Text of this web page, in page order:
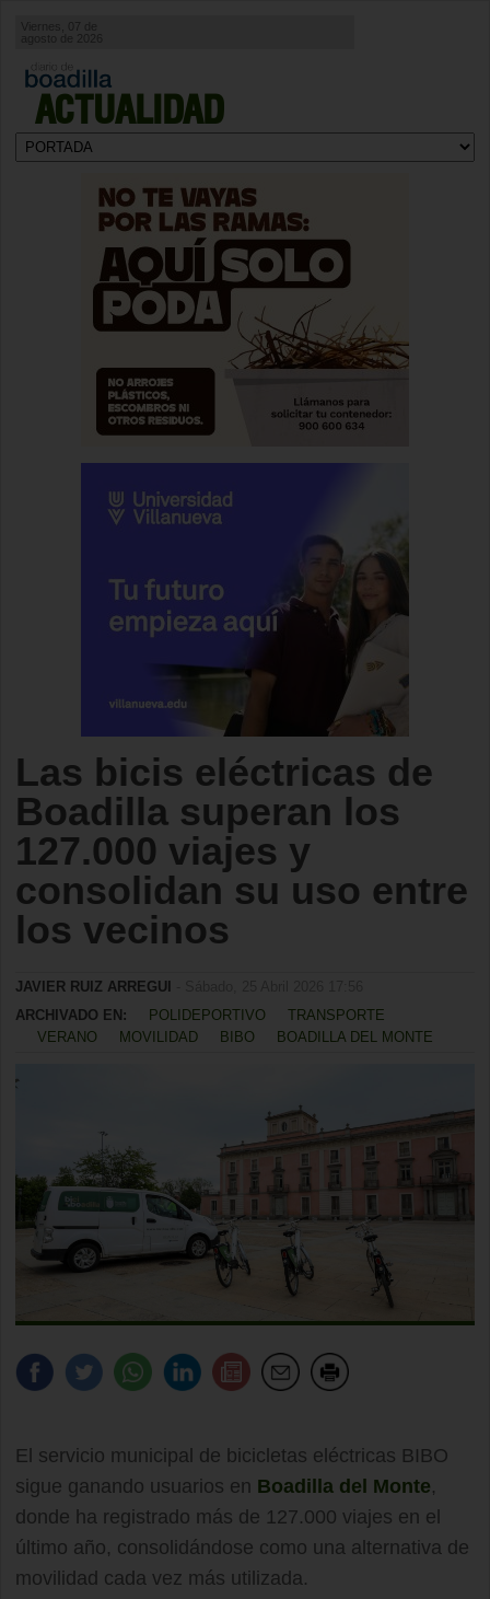
ACTUALIDAD
agosto de 2026
Las bicis eléctricas de
Boadilla superan los
127.000 viajes y
consolidan su uso entre
los vecinos
JAVIER RUIZ ARREGUI
ARCHIVADO EN:
POLIDEPORTIVO
TRANSPORTE
VERANO
MOVILIDAD BIBO BOADILLA DEL MONTE
El servicio municipal de bicicletas eléctricas BIBO
sigue ganando usuarios en Boadilla del Monte,
donde ha registrado más de 127.000 viajes en el
último año, consolidándose como una alternativa de
movilidad cada vez más utilizada.